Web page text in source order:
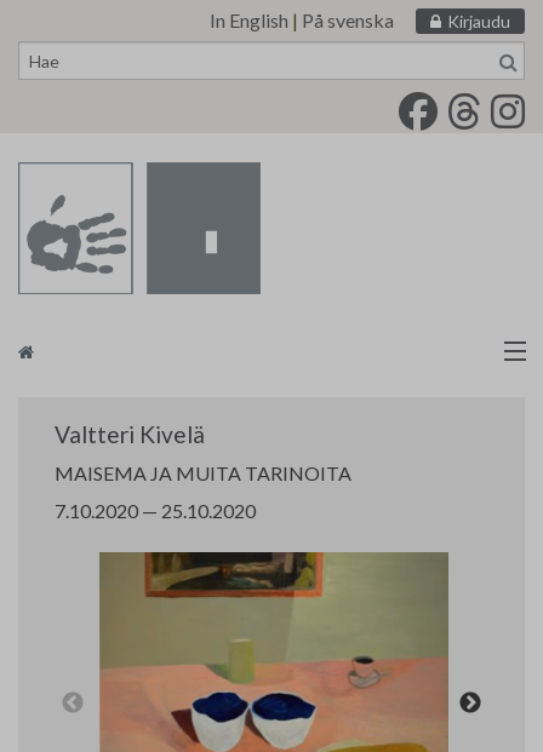
In English | På svenska Kirjaudu
sisältöön
Tarvikevälitys
Valtteri Kivelä
MAISEMA JA MUITA TARINOITA
7.10.2020 — 25.10.2020